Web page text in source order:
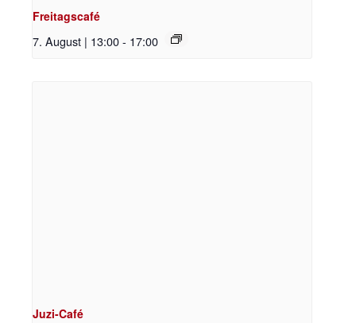
Freitagscafé
7. August | 13:00- 17:00
Juzi-Café